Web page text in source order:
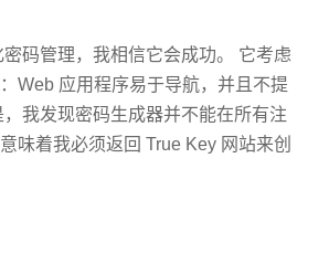
码管理，我相信它会成功。 它考虑
Web 应用程序易于导航，并且不提
我发现密码生成器并不能在所有注
味着我必须返回 True Key 网站来创